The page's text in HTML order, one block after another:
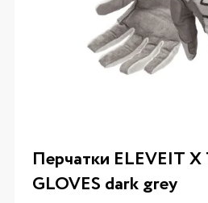
Перчатки ELEVEIT X
GLOVES dark grey